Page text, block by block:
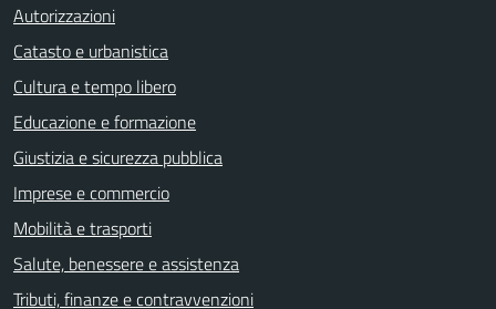
Autorizzazioni
Catasto e urbanistica
Cultura e tempo libero
Educazione e formazione
Giustizia e sicurezza pubblica
Imprese e commercio
Mobilità e trasporti
Salute, benessere e assistenza
Tributi, finanze e contravvenzioni